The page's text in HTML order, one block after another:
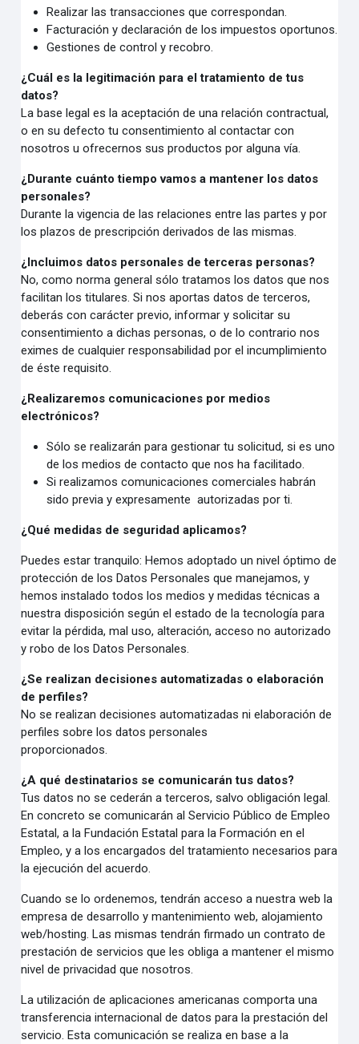
Realizar las transacciones que correspondan.
Facturación y declaración de los impuestos oportunos.
Gestiones de control y recobro.
¿Cuál es la legitimación para el tratamiento de tus
datos?
La base legal es la aceptación de una relación contractual,
o en su defecto tu consentimiento al contactar con
nosotros u ofrecernos sus productos por alguna vía.
¿Durante cuánto tiempo vamos a mantener los datos
personales?
Durante la vigencia de las relaciones entre las partes y por
los plazos de prescripción derivados de las mismas.
¿Incluimos datos personales de terceras personas?
No, como norma general sólo tratamos los datos que nos
facilitan los titulares. Si nos aportas datos de terceros,
deberás con carácter previo, informar y solicitar su
consentimiento a dichas personas, o de lo contrario nos
eximes de cualquier responsabilidad por el incumplimiento
de éste requisito.
¿Realizaremos comunicaciones por medios
electrónicos?
Sólo se realizarán para gestionar tu solicitud, si es uno
de los medios de contacto que nos ha facilitado.
Si realizamos comunicaciones comerciales habrán
sido previa y expresamente autorizadas por ti.
¿Qué medidas de seguridad aplicamos?
Puedes estar tranquilo: Hemos adoptado un nivel óptimo de
protección de los Datos Personales que manejamos, y
hemos instalado todos los medios y medidas técnicas a
nuestra disposición según el estado de la tecnología para
evitar la pérdida, mal uso, alteración, acceso no autorizado
y robo de los Datos Personales.
¿Se realizan decisiones automatizadas o elaboración
de perfiles?
No se realizan decisiones automatizadas ni elaboración de
perfiles sobre los datos personales
proporcionados.
¿A qué destinatarios se comunicarán tus datos?
Tus datos no se cederán a terceros, salvo obligación legal.
En concreto se comunicarán al Servicio Público de Empleo
Estatal, a la Fundación Estatal para la Formación en el
Empleo, y a los encargados del tratamiento necesarios para
la ejecución del acuerdo.
Cuando se lo ordenemos, tendrán acceso a nuestra web la
empresa de desarrollo y mantenimiento web, alojamiento
web/hosting. Las mismas tendrán firmado un contrato de
prestación de servicios que les obliga a mantener el mismo
nivel de privacidad que nosotros.
La utilización de aplicaciones americanas comporta una
transferencia internacional de datos para la prestación del
servicio. Esta comunicación se realiza en base a la